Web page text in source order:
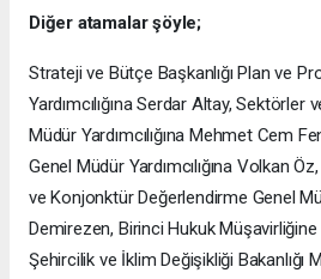
Diğer atamalar şöyle;
Strateji ve Bütçe Başkanlığı Plan ve
Yardımcılığına Serdar Altay, Sektörler
Müdür Yardımcılığına Mehmet Cem
Genel Müdür Yardımcılığına Volkan
ve Konjonktür Değerlendirme Genel
Demirezen, Birinci Hukuk
Şehircilik ve İklim Değişikliği Bakanlığı